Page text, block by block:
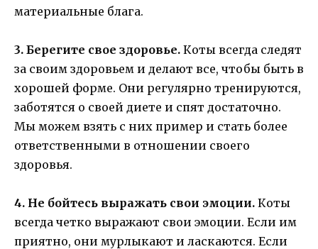
материальные блага.
3. Берегите свое здоровье. Коты всегда следят
за своим здоровьем и делают все, чтобы быть в
хорошей форме. Они регулярно тренируются,
заботятся о своей диете и спят достаточно.
Мы можем взять с них пример и стать более
ответственными в отношении своего
здоровья.
4. Не бойтесь выражать свои эмоции. Коты
всегда четко выражают свои эмоции. Если им
приятно, они мурлыкают и ласкаются. Если